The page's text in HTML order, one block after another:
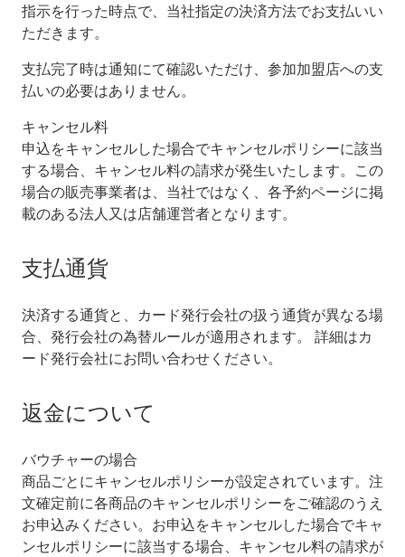
指示を行った時点で、当社指定の決済方法でお支払いい
ただきます。
支払完了時は通知にて確認いただけ、参加加盟店への支
払いの必要はありません。
キャンセル料
申込をキャンセルした場合でキャンセルポリシーに該当
する場合、キャンセル料の請求が発生いたします。この
場合の販売事業者は、当社ではなく、各予約ページに掲
載のある法人又は店舗運営者となります。
支払通貨
決済する通貨と、カード発行会社の扱う通貨が異なる場
合、発行会社の為替ルールが適用されます。 詳細はカ
ード発行会社にお問い合わせください。
返金について
バウチャーの場合
商品ごとにキャンセルポリシーが設定されています。注
文確定前に各商品のキャンセルポリシーをご確認のうえ
お申込みください。お申込をキャンセルした場合でキャ
ンセルポリシーに該当する場合、キャンセル料の請求が